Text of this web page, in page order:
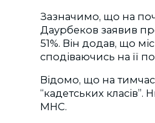
Зазначимо, що на
Даурбеков заявив
51%. Він додав, що
сподіваючись на її
Відомо, що на
“кадетських
МНС.